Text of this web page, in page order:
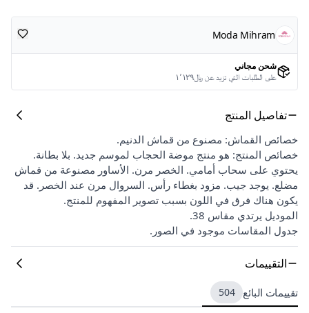
Moda Mihram
شحن مجاني
على الطلبات التي تزيد عن ﷼١٬١٢٩
تفاصيل المنتج
خصائص القماش: مصنوع من قماش الدنيم.
خصائص المنتج: هو منتج موضة الحجاب لموسم جديد. بلا بطانة.
يحتوي على سحاب أمامي. الخصر مرن. الأساور مصنوعة من قماش
مضلع. يوجد جيب. مزود بغطاء رأس. السروال مرن عند الخصر. قد
يكون هناك فرق في اللون بسبب تصوير المفهوم للمنتج.
الموديل يرتدي مقاس 38.
جدول المقاسات موجود في الصور.
التقييمات
تقييمات البائع 504